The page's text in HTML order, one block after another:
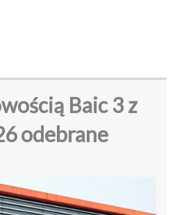
Baic 3 z
odebrane